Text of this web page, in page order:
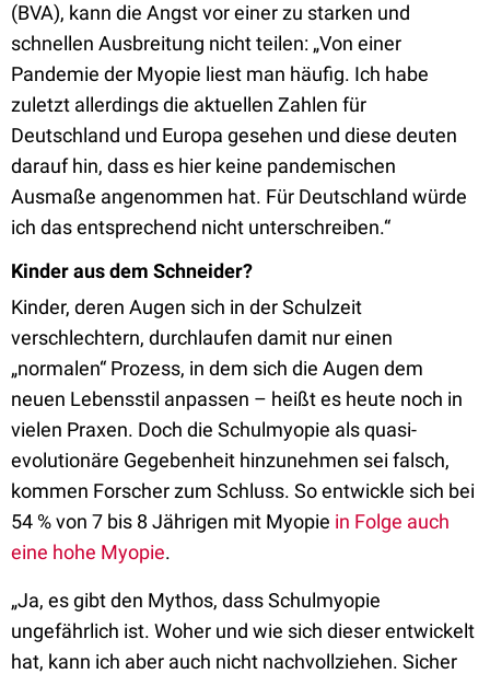
(BVA), kann die Angst vor einer zu starken und
schnellen Ausbreitung nicht teilen: „Von einer
Pandemie der Myopie liest man häufig. Ich habe
zuletzt allerdings die aktuellen Zahlen für
Deutschland und Europa gesehen und diese deuten
darauf hin, dass es hier keine pandemischen
Ausmaße angenommen hat. Für Deutschland würde
ich das entsprechend nicht unterschreiben.“
Kinder aus dem Schneider?
Kinder, deren Augen sich in der Schulzeit
verschlechtern, durchlaufen damit nur einen
„normalen“ Prozess, in dem sich die Augen dem
neuen Lebensstil anpassen – heißt es heute noch in
vielen Praxen. Doch die Schulmyopie als quasi-
evolutionäre Gegebenheit hinzunehmen sei falsch,
kommen Forscher zum Schluss. So entwickle sich bei
54 % von 7 bis 8 Jährigen mit Myopie in Folge auch
eine hohe Myopie.
„Ja, es gibt den Mythos, dass Schulmyopie
ungefährlich ist. Woher und wie sich dieser entwickelt
hat, kann ich aber auch nicht nachvollziehen. Sicher